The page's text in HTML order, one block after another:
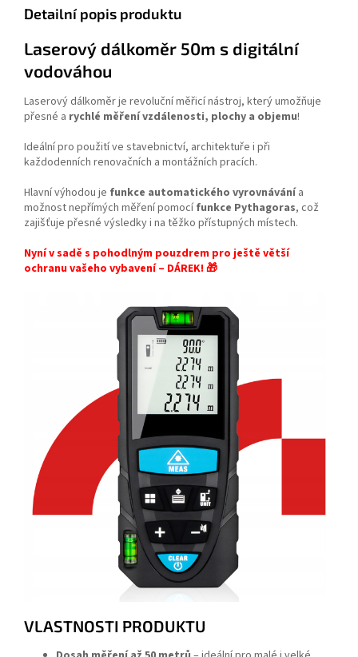
Detailní popis produktu
Laserový dálkoměr 50m s digitální
vodováhou
Laserový dálkoměr je revoluční měřicí nástroj, který umožňuje
přesné a rychlé měření vzdálenosti, plochy a objemu!
Ideální pro použití ve stavebnictví, architektuře i při
každodenních renovačních a montážních pracích.
Hlavní výhodou je funkce automatického vyrovnávání a
možnost nepřímých měření pomocí funkce Pythagoras, což
zajišťuje přesné výsledky i na těžko přístupných místech.
Nyní v sadě s pohodlným pouzdrem pro ještě větší
ochranu vašeho vybavení – DÁREK! 🎁
VLASTNOSTI PRODUKTU